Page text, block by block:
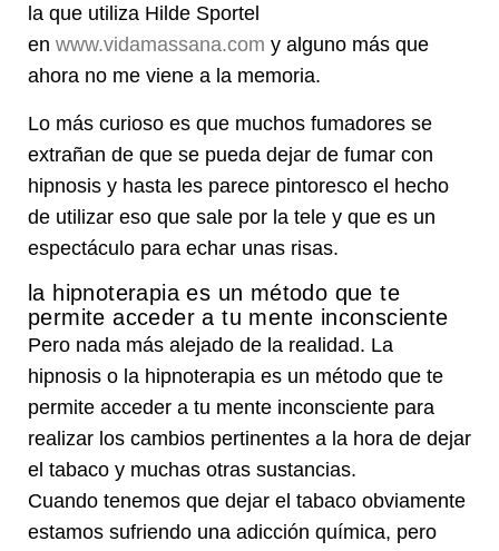
la que utiliza Hilde Sportel
en www.vidamassana.com y alguno más que
ahora no me viene a la memoria.
Lo más curioso es que muchos fumadores se
extrañan de que se pueda dejar de fumar con
hipnosis y hasta les parece pintoresco el hecho
de utilizar eso que sale por la tele y que es un
espectáculo para echar unas risas.
la hipnoterapia es un método que te
permite acceder a tu mente inconsciente
Pero nada más alejado de la realidad. La
hipnosis o la hipnoterapia es un método que te
permite acceder a tu mente inconsciente para
realizar los cambios pertinentes a la hora de dejar
el tabaco y muchas otras sustancias.
Cuando tenemos que dejar el tabaco obviamente
estamos sufriendo una adicción química, pero